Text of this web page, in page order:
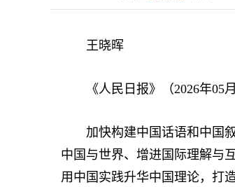
王晓晖
《人民日报》（2026年05月
加快构建中国话语和中国叙
中国与世界、增进国际理解与
用中国实践升华中国理论，打